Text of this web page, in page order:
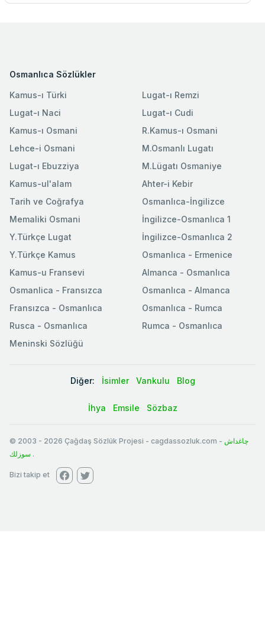
Osmanlıca Sözlükler
Kamus-ı Türki
Lugat-ı Naci
Kamus-ı Osmani
Lehce-i Osmani
Lugat-ı Ebuzziya
Lugat-ı Remzi
Lugat-ı Cudi
R.Kamus-ı Osmani
M.Osmanlı Lugatı
M.Lügatı Osmaniye
Kamus-ul'alam
Tarih ve Coğrafya
Memaliki Osmani
Y.Türkçe Lugat
Y.Türkçe Kamus
Ahter-i Kebir
Osmanlıca-İngilizce
İngilizce-Osmanlıca 1
İngilizce-Osmanlıca 2
Osmanlıca - Ermenice
Kamus-u Fransevi
Osmanlica - Fransızca
Fransızca - Osmanlıca
Rusca - Osmanlıca
Meninski Sözlüğü
Almanca - Osmanlıca
Osmanlıca - Almanca
Osmanlıca - Rumca
Rumca - Osmanlıca
Diğer: İsimler Vankulu Blog
İhya Emsile Sözbaz
© 2003 - 2026 Çağdaş Sözlük Projesi - cagdassozluk.com - چاغداش
سوزلك .
Bizi takip et